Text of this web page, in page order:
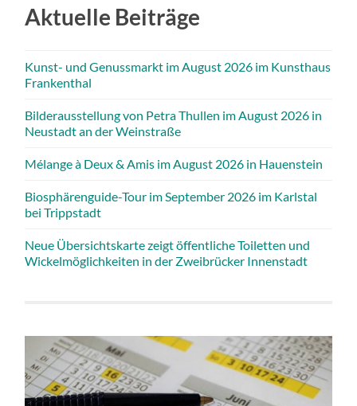
Aktuelle Beiträge
Kunst- und Genussmarkt im August 2026 im Kunsthaus
Frankenthal
Bilderausstellung von Petra Thullen im August 2026 in
Neustadt an der Weinstraße
Mélange à Deux & Amis im August 2026 in Hauenstein
Biosphärenguide-Tour im September 2026 im Karlstal
bei Trippstadt
Neue Übersichtskarte zeigt öffentliche Toiletten und
Wickelmöglichkeiten in der Zweibrücker Innenstadt